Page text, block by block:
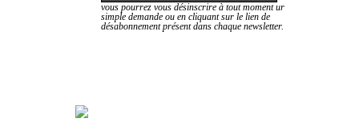
vous pourrez vous désinscrire à tout moment ur
simple demande ou en cliquant sur le lien de
désabonnement présent dans chaque newsletter.